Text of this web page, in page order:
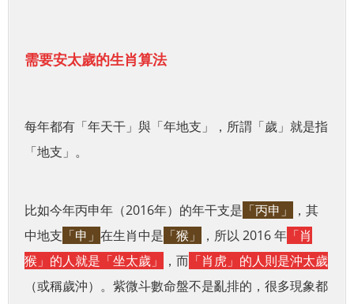
需要安太歲的生肖算法
每年都有「年天干」與「年地支」，所謂「歲」就是指
「地支」。
比如今年丙申年（2016年）的年干支是 「丙申」
，其
中地支 「申」 在生肖中是 「猴」 ，所以 2016 年 「肖
猴」的人就是「坐太歲」
，而 「肖虎」的人則是沖太歲
（或稱歲沖）。紫微斗數命盤不是亂排的，很多現象都